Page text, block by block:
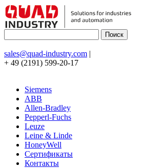
sales@quad-industry.com |
+ 49 (2191) 599-20-17
Siemens
ABB
Allen-Bradley
Pepperl-Fuchs
Leuze
Leine & Linde
HoneyWell
Сертификаты
Контакты